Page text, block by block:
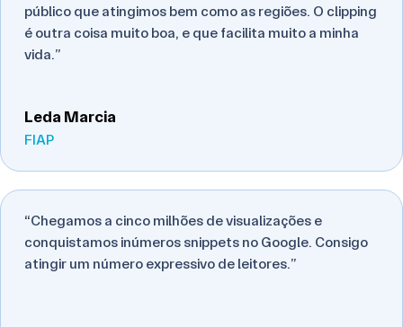
público que atingimos bem como as regiões. O clipping
é outra coisa muito boa, e que facilita muito a minha
vida.”
Leda Marcia
FIAP
“Chegamos a cinco milhões de visualizações e
conquistamos inúmeros snippets no Google. Consigo
atingir um número expressivo de leitores.”